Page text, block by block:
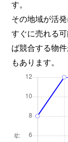
す。
その地域が活
すぐに売れる
ば競合する物
もあります。